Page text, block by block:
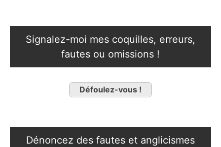
Signalez-moi mes coquilles, erreurs,
fautes ou omissions !
Défoulez-vous !
Dénoncez des fautes et anglicismes